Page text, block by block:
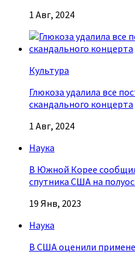
1 Авг, 2024
Культура
Глюкоза удалила все
скандального концерта
1 Авг, 2024
Наука
В Южной Корее
спутника США на
19 Янв, 2023
Наука
В США оценили